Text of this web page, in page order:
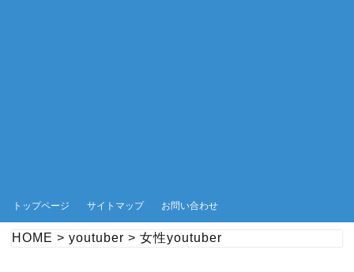
トップページ サイトマップ お問い合わせ
HOME > youtuber > 女性youtuber